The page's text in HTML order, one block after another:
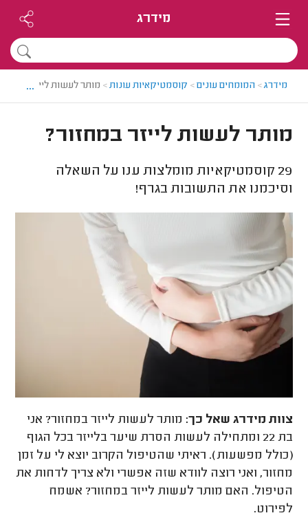
מידרג
מידרג> המומחים עונים> קוסמטיקאיות עונות> מותר לעשות לייזר...
מותר לעשות לייזר במחזור?
29 קוסמטיקאיות מומלצות ענו על השאלה
וסיכמנו את התשובות בגרף!
צוות מידרג שאל כך: מותר לעשות לייזר במחזור? אני
בת 22 ומתחילה לעשות הסרת שיער בלייזר בכל הגוף
(כולל מפשעות). ראיתי שהטיפול הקרוב יוצא לי על זמן
מחזור, ואני רוצה לוודא שזה אפשרי ולא צריך לדחות את
הטיפול. האם מותר לעשות לייזר במחזור? אשמח
לפירוט.